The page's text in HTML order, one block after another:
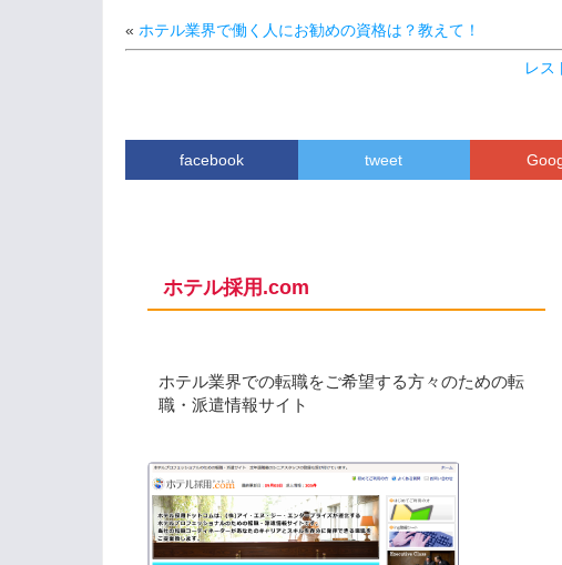
« ホテル業界で働く人にお勧めの資格は？教えて！
レス
facebook tweet
ホテル採用.com
ホテル業界での転職をご希望する方々のための転
職・派遣情報サイト